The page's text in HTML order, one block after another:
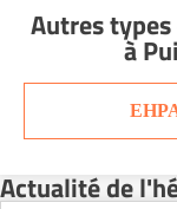
Autres
à
Actualité de